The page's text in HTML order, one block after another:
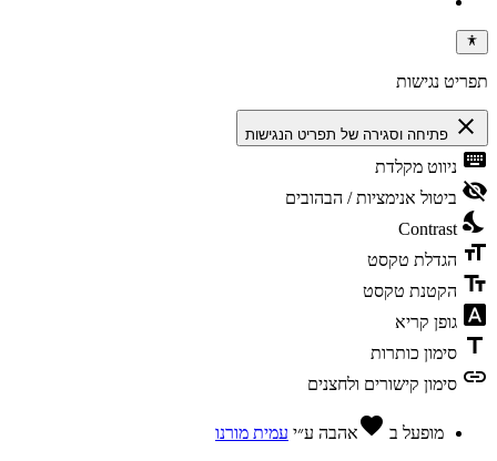
תפריט נגישות
close פתיחה וסגירה של תפריט הנגישות
keyboard ניווט מקלדת
visibility_off ביטול אנימציות / הבהובים
nights_stay
Contrast
format_size הגדלת טקסט
text_fields הקטנת טקסט
font_download גופן קריא
title סימון כותרות
link סימון קישורים ולחצנים
מופעל ב favoriteאהבה ע״י עמית מורנו